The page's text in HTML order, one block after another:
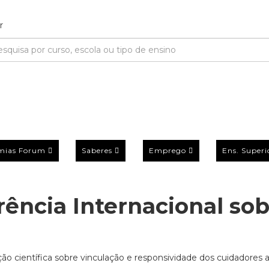
Forum Saberes Emprego Ens.
Internacional
científica sobre vinculação e responsividade dos cuidadores